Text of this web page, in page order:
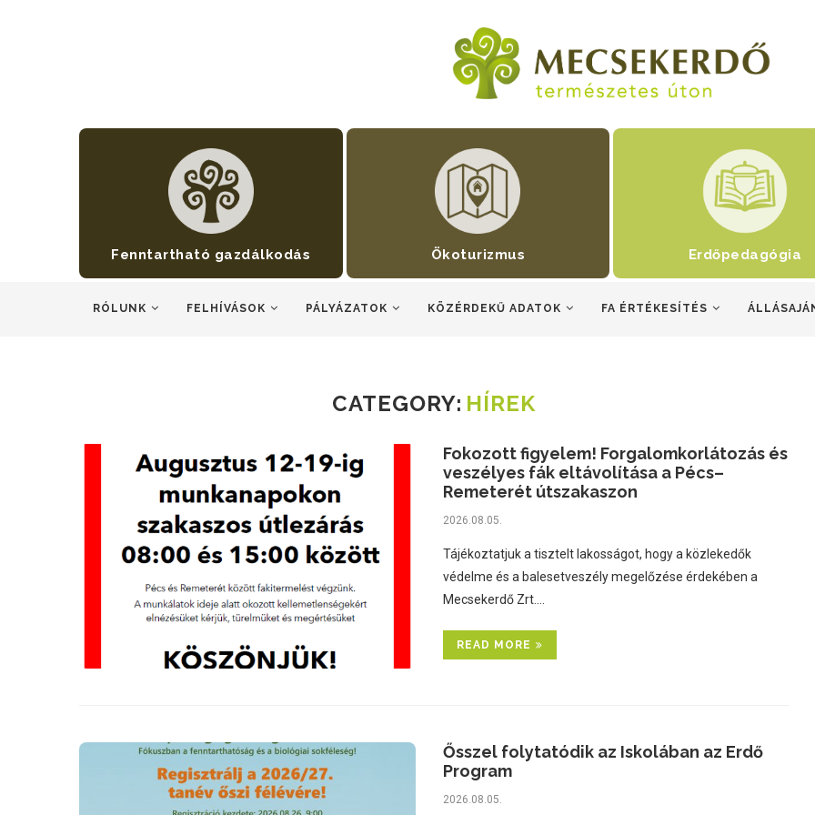
Fenntartható gazdálkodás Ökoturizmus Erdőpedagógia
RÓLUNK FELHÍVÁSOK PÁLYÁZATOK KÖZÉRDEKŰ ADATOK FA ÉRTÉKESÍTÉS
CATEGORY: HÍREK
Fokozott figyelem! Forgalomkorlátozás és
veszélyes fák eltávolítása a Pécs–
Remeterét útszakaszon
2026.08.05.
Tájékoztatjuk a tisztelt lakosságot, hogy a közlekedők
védelme és a balesetveszély megelőzése érdekében a
Mecsekerdő Zrt.…
READ MORE
Ősszel folytatódik az Iskolában az Erdő
Program
2026.08.05.